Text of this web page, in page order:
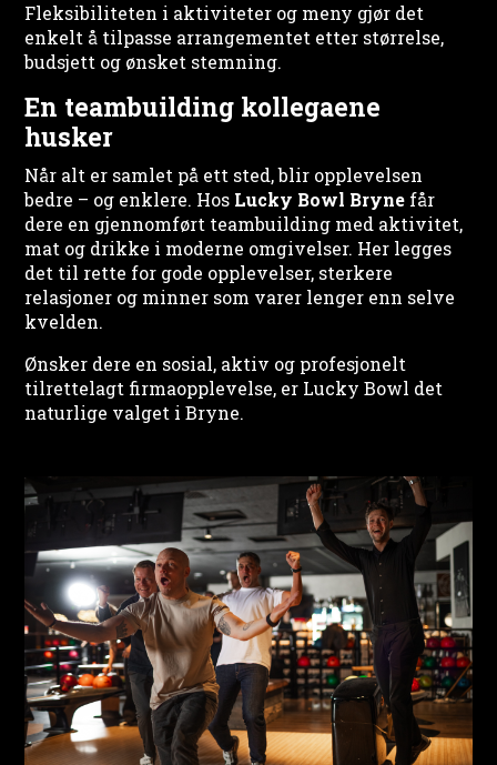
Fleksibiliteten i aktiviteter og meny gjør det
enkelt å tilpasse arrangementet etter størrelse,
budsjett og ønsket stemning.
En teambuilding kollegaene
husker
Når alt er samlet på ett sted, blir opplevelsen
bedre – og enklere. Hos Lucky Bowl Brynefår
dere en gjennomført teambuilding med aktivitet,
mat og drikke i moderne omgivelser. Her legges
det til rette for gode opplevelser, sterkere
relasjoner og minner som varer lenger enn selve
kvelden.
Ønsker dere en sosial, aktiv og profesjonelt
tilrettelagt firmaopplevelse, er Lucky Bowl det
naturlige valget i Bryne.